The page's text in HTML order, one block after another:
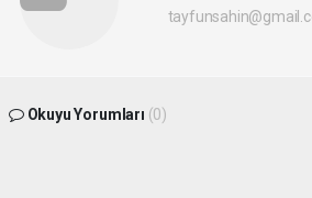
Okuyu Yorumları (0)